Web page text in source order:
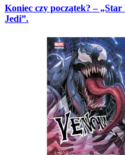
Koniec czy początek? –
Jedi”.